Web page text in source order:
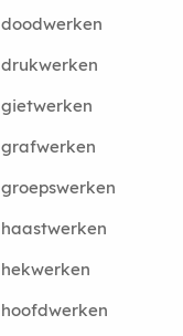
doodwerken
drukwerken
gietwerken
grafwerken
groepswerken
haastwerken
hekwerken
hoofdwerken